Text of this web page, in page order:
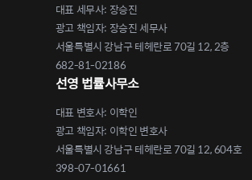
대표 세무사: 장승진
광고 책임자: 장승진 세무사
서울특별시 강남구 테헤란로 70길 12, 2층
682-81-02186
선영 법률사무소
대표 변호사: 이학인
광고 책임자: 이학인 변호사
서울특별시 강남구 테헤란로 70길 12, 604호
398-07-01661